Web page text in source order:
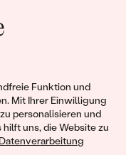
Funktion und
Mit Ihrer Einwilligung
personalisieren und
uns, die Website zu
Datenverarbeitung
wir
und